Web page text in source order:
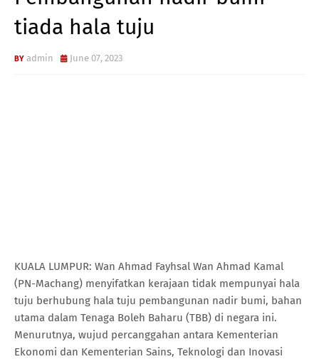
tiada hala tuju
admin June 07, 2023
KUALA LUMPUR: Wan Ahmad Fayhsal Wan Ahmad Kamal
(PN-Machang) menyifatkan kerajaan tidak mempunyai hala
tuju berhubung hala tuju pembangunan nadir bumi, bahan
utama dalam Tenaga Boleh Baharu (TBB) di negara ini.
Menurutnya, wujud percanggahan antara Kementerian
Ekonomi dan Kementerian Sains, Teknologi dan Inovasi